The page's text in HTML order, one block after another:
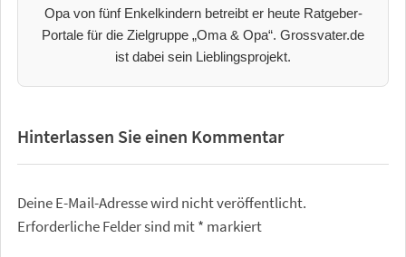
Opa von fünf Enkelkindern betreibt er heute Ratgeber-
Portale für die Zielgruppe „Oma & Opa“. Grossvater.de
ist dabei sein Lieblingsprojekt.
Hinterlassen Sie einen Kommentar
Deine E-Mail-Adresse wird nicht veröffentlicht.
Erforderliche Felder sind mit* markiert